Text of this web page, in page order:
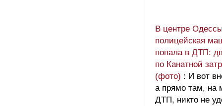
В центре
полицейская
попала в ДТП:
по Канатной
(фото) : И вот
а прямо там, на
ДТП, никто не